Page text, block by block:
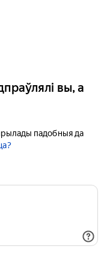
вы, а
падобныя да